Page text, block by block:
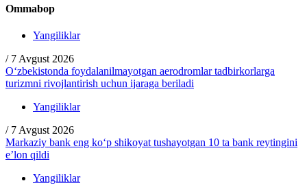
Ommabop
Yangiliklar
/ 7 Avgust 2026
O‘zbekistonda foydalanilmayotgan aerodromlar tadbirkorlarga
turizmni rivojlantirish uchun ijaraga beriladi
Yangiliklar
/ 7 Avgust 2026
Markaziy bank eng ko‘p shikoyat tushayotgan 10 ta bank reytingini
e’lon qildi
Yangiliklar